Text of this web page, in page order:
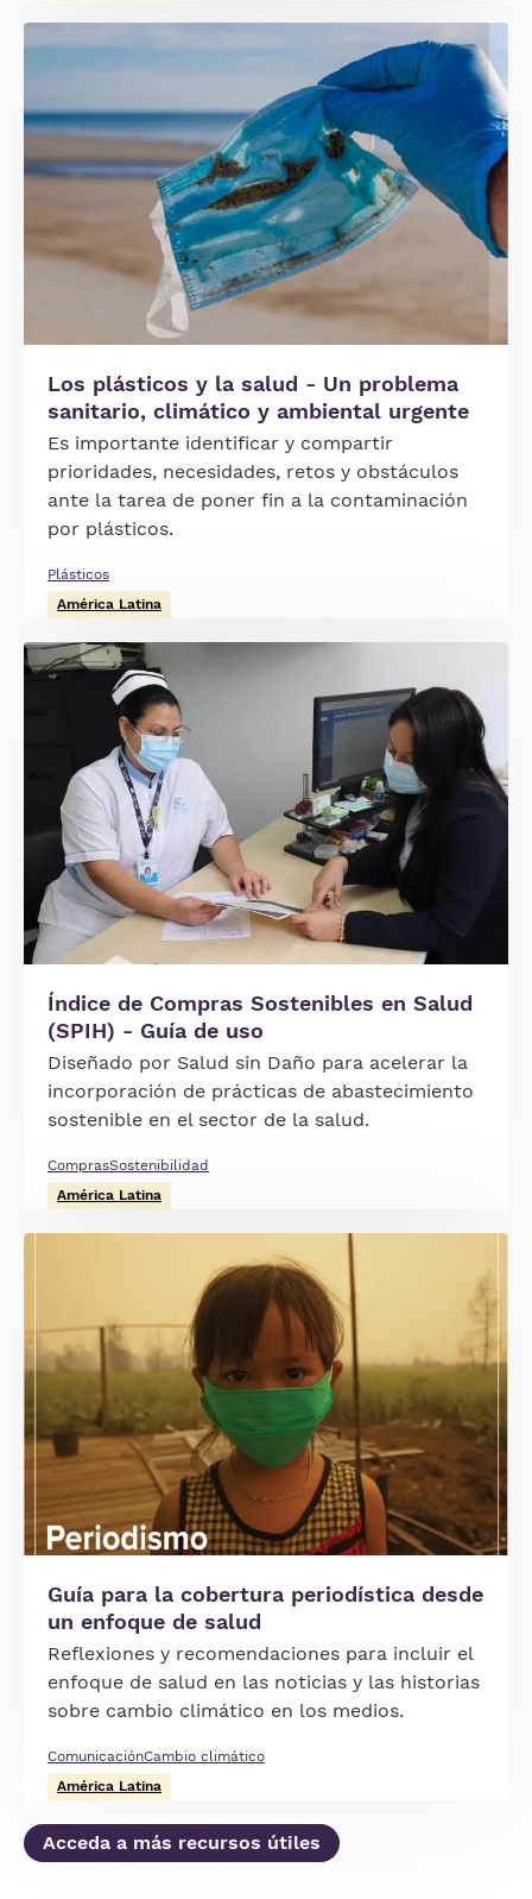
Los plásticos y la salud - Un problema
sanitario, climático y ambiental urgente
Es importante identificar y compartir
prioridades, necesidades, retos y obstáculos
ante la tarea de poner fin a la contaminación
por plásticos.
Plásticos
América Latina
Índice de Compras Sostenibles en Salud
(SPIH) - Guía de uso
Diseñado por Salud sin Daño para acelerar la
incorporación de prácticas de abastecimiento
sostenible en el sector de la salud.
ComprasSostenibilidad
América Latina
Imagen
Guía para la cobertura periodística desde
un enfoque de salud
Reflexiones y recomendaciones para incluir el
enfoque de salud en las noticias y las historias
sobre cambio climático en los medios.
ComunicaciónCambio climático
América Latina
Acceda a más recursos útiles